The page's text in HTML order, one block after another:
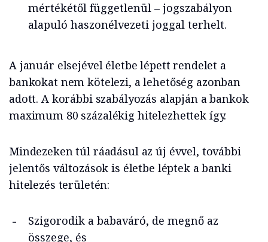
mértékétől függetlenül – jogszabályon
alapuló haszonélvezeti joggal terhelt.
A január elsejével életbe lépett rendelet a
bankokat nem kötelezi, a lehetőség azonban
adott. A korábbi szabályozás alapján a bankok
maximum 80 százalékig hitelezhettek így.
Mindezeken túl ráadásul az új évvel, további
jelentős változások is életbe léptek a banki
hitelezés területén:
Szigorodik a babaváró, de megnő az
összege, és